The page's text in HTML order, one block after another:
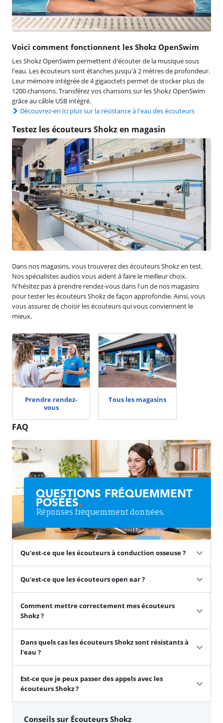
Voici comment fonctionnent les Shokz OpenSwim
Les Shokz OpenSwim permettent d'écouter de la musique sous
l'eau. Les écouteurs sont étanches jusqu'à 2 mètres de profondeur.
Leur mémoire intégrée de 4 gigaoctets permet de stocker plus de
1200 chansons. Transférez vos chansons sur les Shokz OpenSwim
grâce au câble USB intégré.
Découvrez-en ici plus sur la résistance à l'eau des écouteurs
Testez les écouteurs Shokz en magasin
Dans nos magasins, vous trouverez des écouteurs Shokz en test.
Nos spécialistes audios vous aident à faire le meilleur choix.
N'hésitez pas à prendre rendez-vous dans l'un de nos magasins
pour tester les écouteurs Shokz de façon approfondie. Ainsi, vous
vous assurez de choisir les écouteurs qui vous conviennent le
mieux.
Prendre rendez-
vous
Tous les magasins
FAQ
Qu'est-ce que les écouteurs à conduction osseuse ?
Qu'est-ce que les écouteurs open ear ?
Comment mettre correctement mes écouteurs
Shokz ?
Dans quels cas les écouteurs Shokz sont résistants à
l'eau ?
Est-ce que je peux passer des appels avec les
écouteurs Shokz ?
QUESTIONS FRÉQUEMMENT
POSÉES.
Réponses fréquemment données.
Conseils sur Écouteurs Shokz